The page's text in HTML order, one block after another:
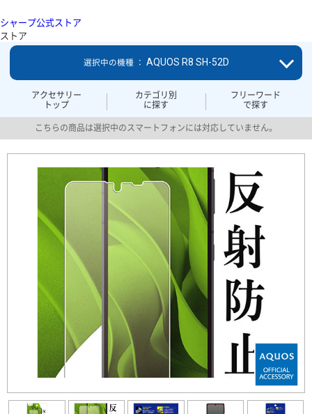
シャープ公式ストア
ストア
アクセサリー
トップ
カテゴリ別
に探す
フリーワード
で探す
選択中の機種 ： AQUOS R8 SH-52D
こちらの商品は選択中のスマートフォンには対応していません。